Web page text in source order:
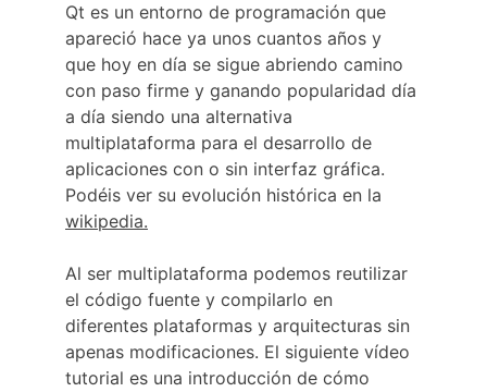
Qt es un entorno de programación que
apareció hace ya unos cuantos años y
que hoy en día se sigue abriendo camino
con paso firme y ganando popularidad día
a día siendo una alternativa
multiplataforma para el desarrollo de
aplicaciones con o sin interfaz gráfica.
Podéis ver su evolución histórica en la
wikipedia.
Al ser multiplataforma podemos reutilizar
el código fuente y compilarlo en
diferentes plataformas y arquitecturas sin
apenas modificaciones. El siguiente vídeo
tutorial es una introducción de cómo